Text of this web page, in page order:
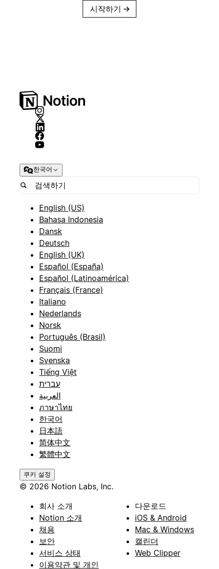
시작하기 →
한국어
English (US)
Bahasa Indonesia
Dansk
Deutsch
English (UK)
Español (España)
Español (Latinoamérica)
Français (France)
Italiano
Nederlands
Norsk
Português (Brasil)
Suomi
Svenska
Tiếng Việt
עברית
العربية
ภาษาไทย
한국어
日本語
简体中文
繁體中文
쿠키 설정
© 2026 Notion Labs, Inc.
회사 소개
Notion 소개
채용
보안
서비스 상태
이용약관 및 개인
다운로드
iOS & Android
Mac & Windows
캘린더
Web Clipper